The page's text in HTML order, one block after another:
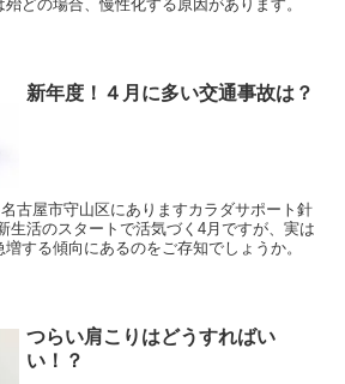
どの場合、慢性化する原因があります。
新年度！４月に多い交通事故は？
古屋市守山区にありますカラダサポート針
生活のスタートで活気づく4月ですが、実は
する傾向にあるのをご存知でしょうか。
つらい肩こりはどうすればい
い！？